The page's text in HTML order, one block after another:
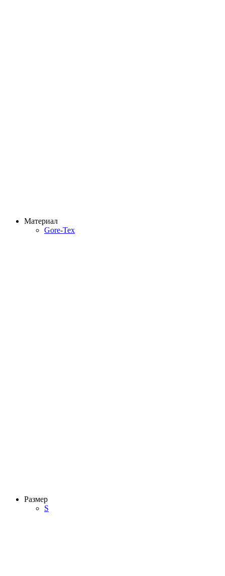
Материал
Gore-Tex
Размер
S